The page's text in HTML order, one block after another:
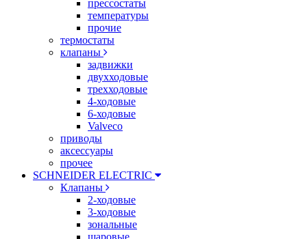
прессостаты
температуры
прочие
термостаты
клапаны
задвижки
двухходовые
трехходовые
4-ходовые
6-ходовые
Valveco
приводы
аксессуары
прочее
SCHNEIDER ELECTRIC
Клапаны
2-ходовые
3-ходовые
зональные
шаровые